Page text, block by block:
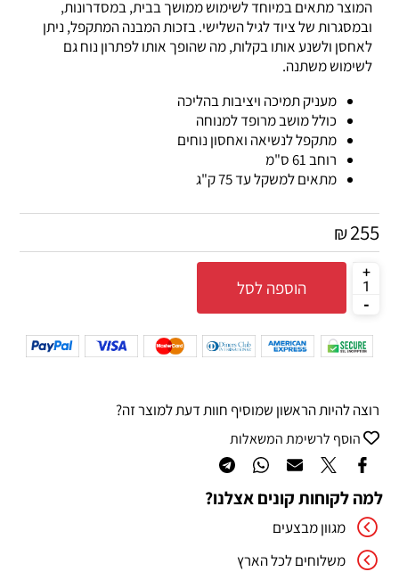
המוצר מתאים במיוחד לשימוש ממושך בבית, במסדרונות,
ובמסגרות של ציוד לגיל השלישי. בזכות המבנה המתקפל, ניתן
לאחסן ולשנע אותו בקלות, מה שהופך אותו לפתרון נוח גם
לשימוש משתנה.
מעניק תמיכה ויציבות בהליכה
כולל מושב מרופד למנוחה
מתקפל לנשיאה ואחסון נוחים
רוחב 61 ס"מ
מתאים למשקל עד 75 ק"ג
₪255
הוספה לסל
רוצה להיות הראשון שמוסיף חוות דעת למוצר זה?
הוסף לרשימת המשאלות
למה לקוחות קונים אצלנו?
מגוון מבצעים
משלוחים לכל הארץ